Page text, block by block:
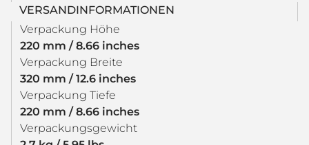
VERSANDINFORMATIONEN
Verpackung Höhe
220 mm / 8.66 inches
Verpackung Breite
320 mm / 12.6 inches
Verpackung Tiefe
220 mm / 8.66 inches
Verpackungsgewicht